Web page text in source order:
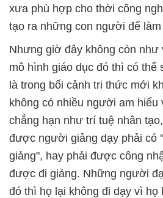
xưa phù hợp cho thời công
tạo ra những con người để
Nhưng giờ đây không còn như
mô hình giáo dục đó thì có thể
là trong bối cảnh tri thức mới
không có nhiều người am hiểu
chẳng hạn như trí tuệ nhân
được người giảng dạy phải có
giảng", hay phải được công
được đi giảng. Những người
đó thì họ lại không đi dạy vì họ